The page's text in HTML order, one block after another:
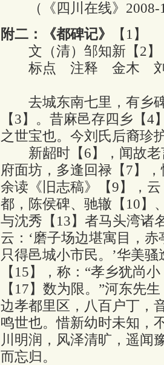
（《四川在线》2008-
附二：《都碑记》
【1】
文（清）邹知新【2】
标点 注释 金木 刘
去城东南七里，有乡碑
【3】。昔麻邑存四乡【
之世宝也。今刘氏后裔珍
新龆时【6】，闻故老
府面坊，多逢回禄【7】
余读《旧志稿》【9】，
都，陈侯碑、驰辙【10】
与沈秀【13】者马头湾诸
云：‘磨子场边堪寓目，
只得邑城小市民。’华美
【15】，称：“孝乡犹尚
【17】数为限。”河东先
边孝都里区，八百户丁，
鸣世也。惜新幼时未知，
川明润，风泽清旷，遥闻
而忘归。